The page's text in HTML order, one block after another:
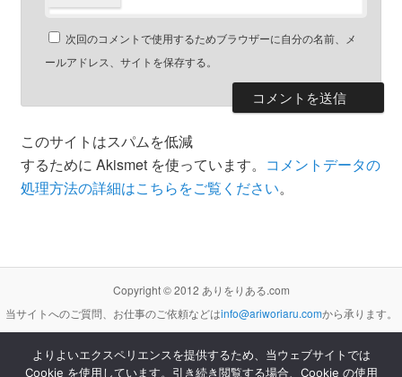
次回のコメントで使用するためブラウザーに自分の名前、メ
ールアドレス、サイトを保存する。
このサイトはスパムを低減
するために Akismet を使っています。 コメントデータの
処理方法の詳細はこちらをご覧ください。
Copyright © 2012 ありをりある.com
当サイトへのご質問、お仕事のご依頼などはinfo@ariworiaru.comから承ります。
よりよいエクスペリエンスを提供するため、当ウェブサイトでは
Cookie を使用しています。引き続き閲覧する場合、Cookie の使用